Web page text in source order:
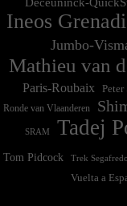
Ineos
Jumbo-
Mathieu van
Paris-Roubaix
Peter
Ronde van Vlaanderen
SRAM Tadej
Tom Pidcock Trek Segafredo
Vuelta a